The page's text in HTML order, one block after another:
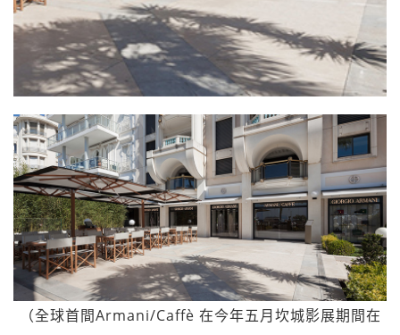
（全球首間Armani/Caffè 在今年五月坎城影展期間在